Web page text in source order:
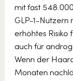
mit fast
GLP-1-Nutzern
erhöhtes
auch für
Wenn der
Monaten